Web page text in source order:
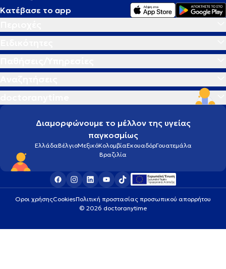
Κατέβασε το app
Διαμορφώνουμε το μέλλον της υγείας
παγκοσμίως
ΕλλάδαΒέλγιοΜεξικόΚολομβίαΕκουαδόρΓουατεμάλα
Βραζιλία
Οροι χρήσηςCookiesΠολιτική προστασίας προσωπικού απορρήτου
© 2026 doctoranytime